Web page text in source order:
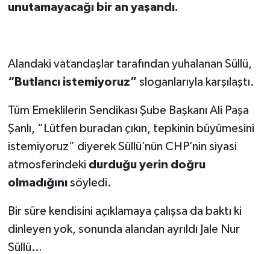
unutamayacağı bir an yaşandı.
Alandaki vatandaşlar tarafından yuhalanan Süllü,
“Butlancı istemiyoruz” sloganlarıyla karşılaştı.
Tüm Emeklilerin Sendikası Şube Başkanı Ali Paşa
Şanlı, “Lütfen buradan çıkın, tepkinin büyümesini
istemiyoruz” diyerek Süllü’nün CHP’nin siyasi
atmosferindeki durduğu yerin doğru
olmadığınısöyledi.
Bir süre kendisini açıklamaya çalışsa da baktı ki
dinleyen yok, sonunda alandan ayrıldı Jale Nur
Süllü…